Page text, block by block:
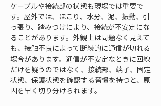
ケーブルや接続部の状態も現場では重要で
す。屋外では、ほこり、水分、泥、振動、引
っ張り、踏みつけにより、接続が不安定にな
ることがあります。外観上は問題なく見えて
も、接触不良によって断続的に通信が切れる
場合があります。通信が不安定なときに回線
だけを疑うのではなく、接続部、端子、固定
状態、保護状態を確認する習慣を持つと、原
因を早く切り分けられます。